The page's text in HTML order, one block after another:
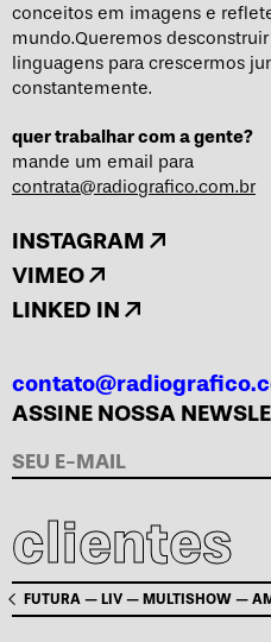
conceitos em imagens e
mundo.Queremos
linguagens para crescermos
constantemente.
quer trabalhar com a gente?
mande um email para
contrata@radiografico.com.br
INSTAGRAM
VIMEO
LINKED IN
ASSINE NOSSA
clientes
FUTURA — LIV — MULTISHOW —